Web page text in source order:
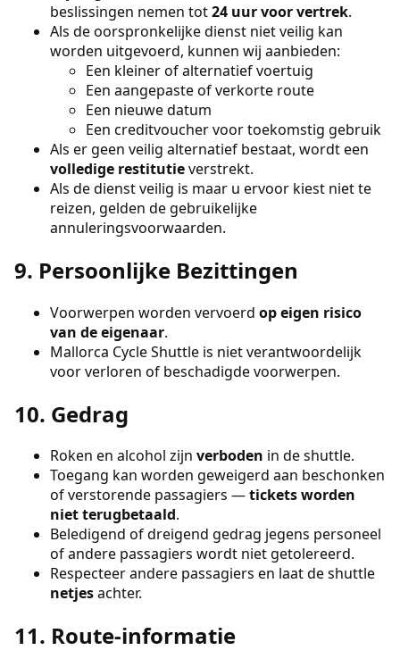
beslissingen nemen tot24 uur voor vertrek.
Als de oorspronkelijke dienst niet veilig kan
worden uitgevoerd, kunnen wij aanbieden:
Een kleiner of alternatief voertuig
Een aangepaste of verkorte route
Een nieuwe datum
Een creditvoucher voor toekomstig gebruik
Als er geen veilig alternatief bestaat, wordt een
volledige restitutieverstrekt.
Als de dienst veilig is maar u ervoor kiest niet te
reizen, gelden de gebruikelijke
annuleringsvoorwaarden.
9. Persoonlijke Bezittingen
Voorwerpen worden vervoerd op eigen risico
van de eigenaar.
Mallorca Cycle Shuttle is niet verantwoordelijk
voor verloren of beschadigde voorwerpen.
10. Gedrag
Roken en alcohol zijn verboden in de shuttle.
Toegang kan worden geweigerd aan beschonken
of verstorende passagiers —tickets worden
niet terugbetaald.
Beledigend of dreigend gedrag jegens personeel
of andere passagiers wordt niet getolereerd.
Respecteer andere passagiers en laat de shuttle
netjesachter.
11. Route-informatie